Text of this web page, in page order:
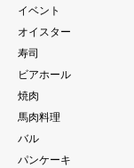
イベント
オイスター
寿司
ビアホール
焼肉
馬肉料理
バル
パンケーキ